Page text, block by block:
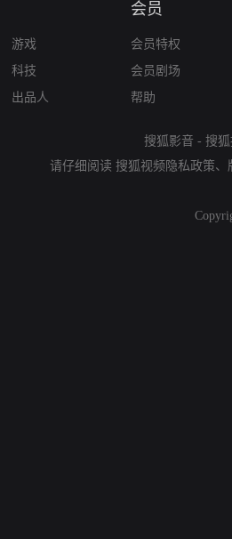
游戏
科技
出品人
会员
会员特权
会员剧场
帮助
搜狐影音 - 搜
请仔细阅读 搜狐视频隐私政策、